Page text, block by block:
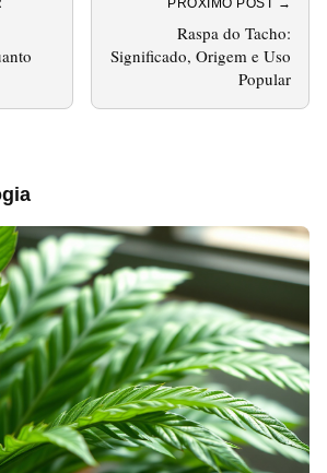
Raspa do Tacho:
Significado, Origem e Uso
Popular